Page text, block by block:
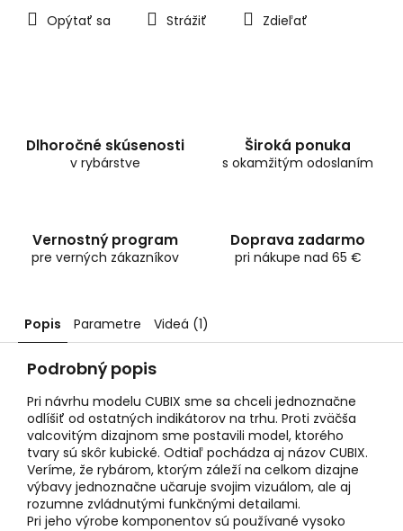
Opýtať sa Strážiť Zdieľať
Dlhoročné skúsenosti
v rybárstve
Široká ponuka
s okamžitým odoslaním
Vernostný program
pre verných zákazníkov
Doprava zadarmo
pri nákupe nad 65 €
Popis Parametre Videá (1)
Podrobný popis
Pri návrhu modelu CUBIX sme sa chceli jednoznačne
odlíšiť od ostatných indikátorov na trhu. Proti zväčša
valcovitým dizajnom sme postavili model, ktorého
tvary sú skôr kubické. Odtiaľ pochádza aj názov CUBIX.
Veríme, že rybárom, ktorým záleží na celkom dizajne
výbavy jednoznačne učaruje svojim vizuálom, ale aj
rozumne zvládnutými funkčnými detailami.
Pri jeho výrobe komponentov sú používané vysoko